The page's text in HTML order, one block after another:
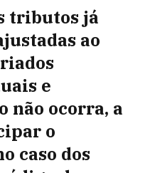
tributos já
ao
e
não ocorra, a
o
caso dos